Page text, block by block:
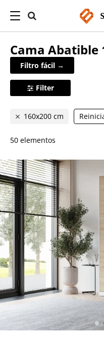
Cama Abatible
Filtro fácil →
Filter
160x200 cm
50 elementos